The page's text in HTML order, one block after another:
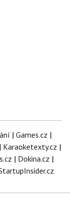
| Games.cz |
| Karaoketexty.cz |
| Dokina.cz |